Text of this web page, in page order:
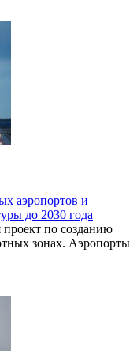
аэропортов и
до 2030 года
проект по созданию
зонах. Аэропорты